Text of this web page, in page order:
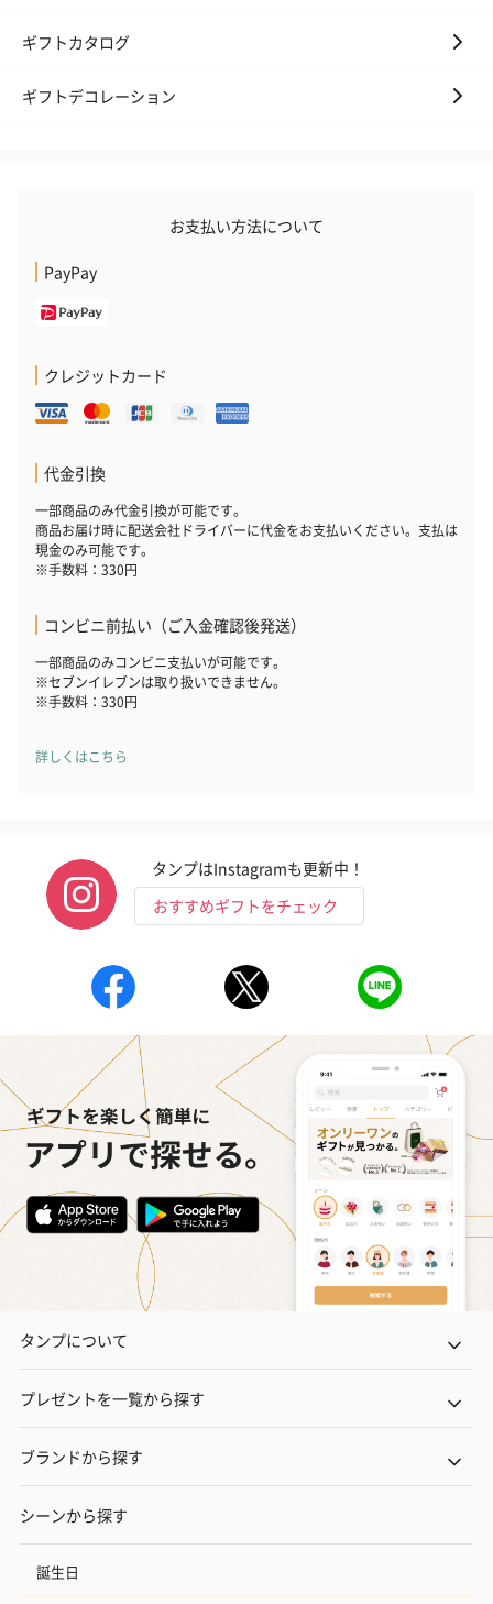
ギフトカタログ
ギフトデコレーション
お支払い方法について
PayPay
クレジットカード
代金引換
一部商品のみ代金引換が可能です。
商品お届け時に配送会社ドライバーに代金をお支払いください。支払は
現金のみ可能です。
※手数料：330円
コンビニ前払い（ご入金確認後発送）
一部商品のみコンビニ支払いが可能です。
※セブンイレブンは取り扱いできません。
※手数料：330円
詳しくはこちら
タンプはInstagramも更新中！
おすすめギフトをチェック
タンプについて
プレゼントを一覧から探す
ブランドから探す
シーンから探す
誕生日